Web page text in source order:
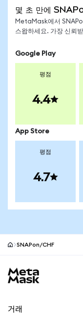
몇 초 만에
MetaMask에서
스왑하세요. 가장 신뢰
Google Play
평점
4.4
App Store
평점
4.7
SNAPon/CHF
거래